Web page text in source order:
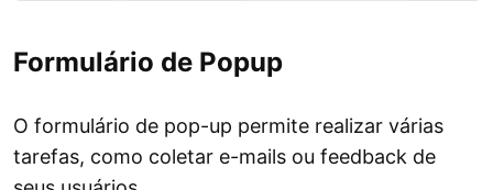
Formulário de Popup
O formulário de pop-up permite realizar várias
tarefas, como coletar e-mails ou feedback de